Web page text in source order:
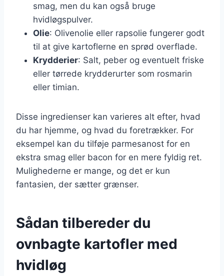
smag, men du kan også bruge
hvidløgspulver.
Olie: Olivenolie eller rapsolie fungerer godt
til at give kartoflerne en sprød overflade.
Krydderier: Salt, peber og eventuelt friske
eller tørrede krydderurter som rosmarin
eller timian.
Disse ingredienser kan varieres alt efter, hvad
du har hjemme, og hvad du foretrækker. For
eksempel kan du tilføje parmesanost for en
ekstra smag eller bacon for en mere fyldig ret.
Mulighederne er mange, og det er kun
fantasien, der sætter grænser.
Sådan tilbereder du
ovnbagte kartofler med
hvidløg